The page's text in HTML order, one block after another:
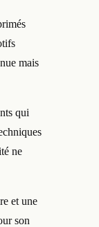
mais
qui
ne
et une
son